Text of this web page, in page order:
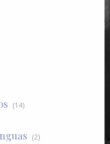
(14)
(2)